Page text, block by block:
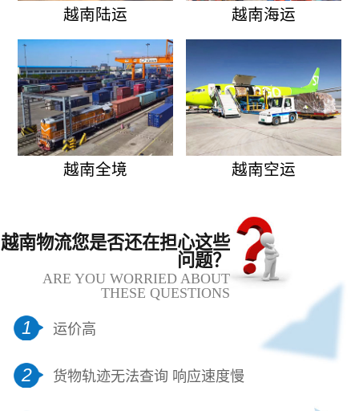
越南陆运 越南海运
越南全境 越南空运
越南物流您是否还在担心这些
问题？
ARE YOU WORRIED ABOUT
THESE QUESTIONS
1 运价高
2 货物轨迹无法查询 响应速度慢